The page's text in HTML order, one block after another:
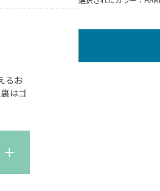
るお
はゴ